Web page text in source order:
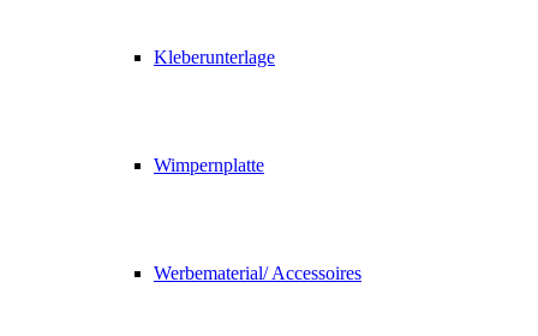
Kleberunterlage
Wimpernplatte
Werbematerial/ Accessoires